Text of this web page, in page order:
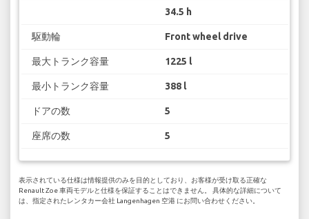
34.5 h
駆動輪 Front wheel drive
最大トランク容量 1225 l
最小トランク容量 388 l
ドアの数 5
座席の数 5
表示されている仕様は情報提供のみを目的としており、お客様が受け取る正確な
Renault Zoe 車両モデルと仕様を保証することはできません。 具体的な詳細について
は、指定されたレンタカー会社 Langenhagen 空港 にお問い合わせください。